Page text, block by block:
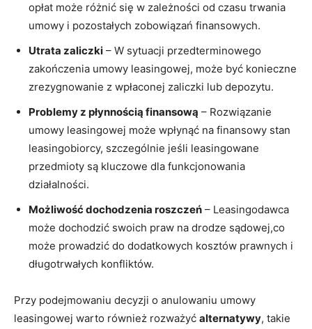
opłat może różnić się w zależności od czasu trwania
umowy i pozostałych zobowiązań finansowych.
Utrata zaliczki – W sytuacji przedterminowego
zakończenia umowy leasingowej, może być konieczne
zrezygnowanie z wpłaconej zaliczki lub depozytu.
Problemy z płynnością finansową – Rozwiązanie
umowy leasingowej może wpłynąć na finansowy stan
leasingobiorcy, szczególnie jeśli leasingowane
przedmioty są kluczowe dla funkcjonowania
działalności.
Możliwość dochodzenia roszczeń – Leasingodawca
może dochodzić swoich praw na drodze sądowej,co
może prowadzić do dodatkowych kosztów prawnych i
długotrwałych konfliktów.
Przy podejmowaniu decyzji o anulowaniu umowy
leasingowej warto również rozważyć alternatywy, takie